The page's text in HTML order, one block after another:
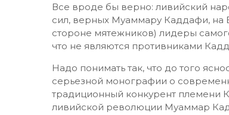
Все вроде бы верно: ливийский
сил, верных Муаммару Каддафи, на
стороне мятежников) лидеры
что не являются противниками
Надо понимать так, что до того
серьезной монографии о
традиционный конкурент племени
ливийской революции Муаммар